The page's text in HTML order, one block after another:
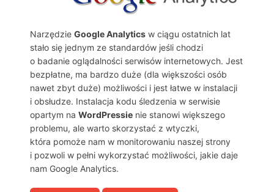
Narzędzie Google Analytics w ciągu ostatnich lat
stało się jednym ze standardów jeśli chodzi
o badanie oglądalności serwisów internetowych. Jest
bezpłatne, ma bardzo duże (dla większości osób
nawet zbyt duże) możliwości i jest łatwe w instalacji
i obsłudze. Instalacja kodu śledzenia w serwisie
opartym na WordPressie nie stanowi większego
problemu, ale warto skorzystać z wtyczki,
która pomoże nam w monitorowaniu naszej strony
i pozwoli w pełni wykorzystać możliwości, jakie daje
nam Google Analytics.